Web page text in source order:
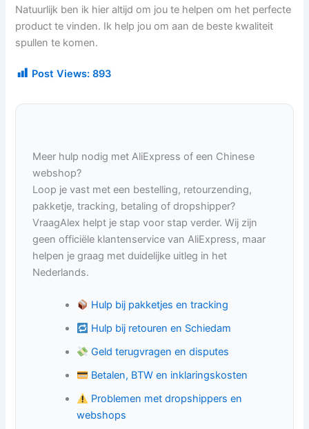
Natuurlijk ben ik hier altijd om jou te helpen om het perfecte
product te vinden. Ik help jou om aan de beste kwaliteit
spullen te komen.
Post Views: 893
Meer hulp nodig met AliExpress of een Chinese
webshop?
Loop je vast met een bestelling, retourzending,
pakketje, tracking, betaling of dropshipper?
VraagAlex helpt je stap voor stap verder. Wij zijn
geen officiële klantenservice van AliExpress, maar
helpen je graag met duidelijke uitleg in het
Nederlands.
Hulp bij pakketjes en tracking
Hulp bij retouren en Schiedam
Geld terugvragen en disputes
Betalen, BTW en inklaringskosten
Problemen met dropshippers en
webshops